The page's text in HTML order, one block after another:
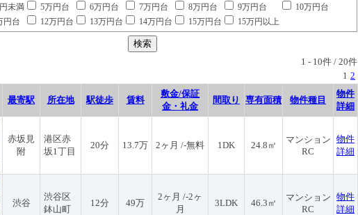
未満 5万円台 6万円台 7万円台 8万円台 9万円台
10万円台
円台
12万円台 13万円台 14万円台 15万円台 15万円以上
1 - 10件 / 20件
1 2
最寄駅 所在地 駅徒歩 賃料
敷金/保証
金・礼金
間取り 専有面積 物件種目
物件
詳細
赤坂見
附
港区赤
坂1丁目
20分 13.7万 2ヶ月 /-無料 1DK 24.8㎡
マンション
RC
物件
詳細
渋谷
渋谷区
鉢山町
12分 49万
2ヶ月 /-2ヶ
月
3LDK 46.3㎡
マンション
RC
物件
詳細